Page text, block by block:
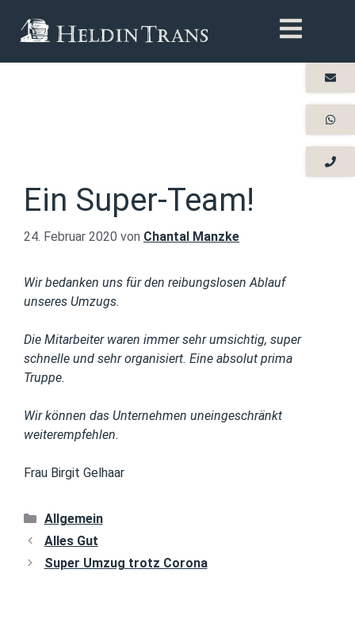
Ein Super-Team!
24. Februar 2020 von Chantal Manzke
Wir bedanken uns für den reibungslosen Ablauf
unseres Umzugs.
Die Mitarbeiter waren immer sehr umsichtig, super
schnelle und sehr organisiert. Eine absolut prima
Truppe.
Wir können das Unternehmen uneingeschränkt
weiterempfehlen.
Frau Birgit Gelhaar
Allgemein
Alles Gut
Super Umzug trotz Corona